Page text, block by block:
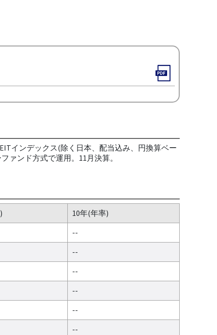
インデックス(除く日本、配当込み、円換算ベー
ァンド方式で運用。11月決算。
10年(年率)
--
--
--
--
--
--